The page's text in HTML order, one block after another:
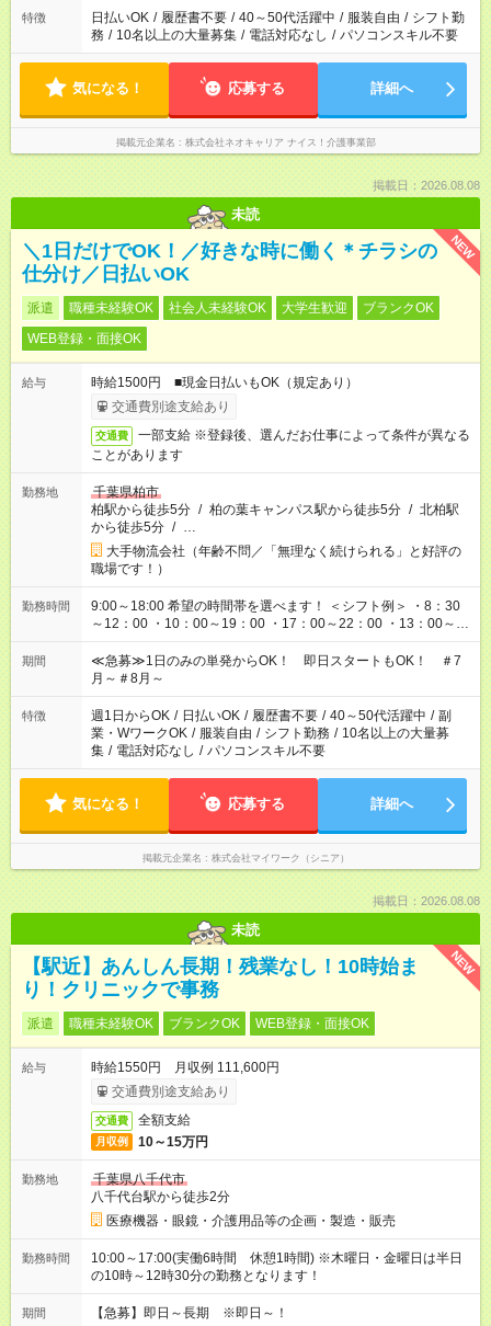
特徴 日払いOK / 履歴書不要 / 40～50代活躍中 / 服装自由 / シフト勤
務 / 10名以上の大量募集 / 電話対応なし / パソコンスキル不要
気になる！ 応募する 詳細へ
掲載元企業名 株式会社ネオキャリア ナイス！介護事業部
掲載日：2026.08.08
未読
NEW
＼1日だけでOK！／好きな時に働く＊チラシの
仕分け／日払いOK
派遣 職種未経験OK 社会人未経験OK 大学生歓迎
ブランクOK
WEB登録・面接OK
給与
時給1500円 ■現金日払いもOK（規定あり）
交通費別途支給あり
交通費
一部支給 ※登録後、選んだお仕事によって条件が異なる
ことがあります
勤務地
千葉県柏市
柏駅から徒歩5分 / 柏の葉キャンパス駅から徒歩5分 / 北柏駅
から徒歩5分 / …
大手物流会社（年齢不問／「無理なく続けられる」と好評の
職場です！）
勤務時間
9:00～18:00 希望の時間帯を選べます！ ＜シフト例＞ ・8：30
～12：00 ・10：00～19：00 ・17：00～22：00 ・13：00～
22：00 ・22：00～翌6：00 など
期間
≪急募≫1日のみの単発からOK！ 即日スタートもOK！ ＃7
月～＃8月～
特徴 週1日からOK / 日払いOK / 履歴書不要 / 40～50代活躍中 / 副
業・WワークOK / 服装自由 / シフト勤務 / 10名以上の大量募
集 / 電話対応なし / パソコンスキル不要
気になる！ 応募する 詳細へ
掲載元企業名 株式会社マイワーク（シニア）
掲載日：2026.08.08
未読
NEW
【駅近】あんしん長期！残業なし！10時始ま
り！クリニックで事務
派遣 職種未経験OK ブランクOK WEB登録・面接OK
給与
時給1550円 月収例 111,600円
交通費別途支給あり
交通費 全額支給
月収例 10～15万円
勤務地
千葉県八千代市
八千代台駅から徒歩2分
医療機器・眼鏡・介護用品等の企画・製造・販売
勤務時間
10:00～17:00(実働6時間 休憩1時間) ※木曜日・金曜日は半日
の10時～12時30分の勤務となります！
期間 【急募】即日～長期 ※即日～！